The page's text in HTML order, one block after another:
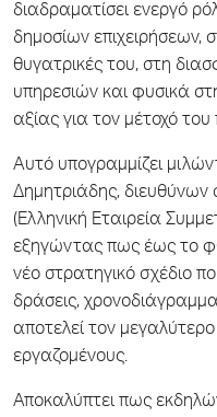
διαδραματίσει ενεργό
δημοσίων επιχειρήσεων,
θυγατρικές του, στη
υπηρεσιών και φυσικά
αξίας για τον μέτοχό του
Αυτό υπογραμμίζει
Δημητριάδης, διευθύνων
(Ελληνική Εταιρεία
εξηγώντας πως έως το
νέο στρατηγικό σχέδιο
δράσεις,
αποτελεί τον
εργαζομένους.
Αποκαλύπτει πως